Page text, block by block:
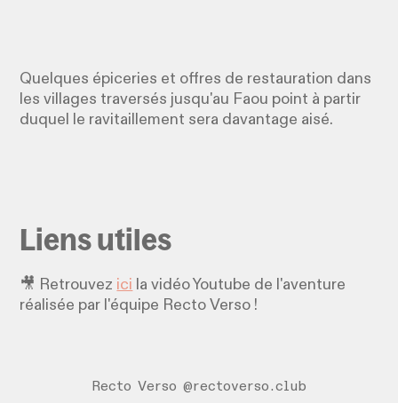
Quelques épiceries et offres de restauration dans
les villages traversés jusqu'au Faou point à partir
duquel le ravitaillement sera davantage aisé.
Liens utiles
🎥 Retrouvez ici la vidéo Youtube de l'aventure
réalisée par l'équipe Recto Verso !
Recto Verso @rectoverso.club